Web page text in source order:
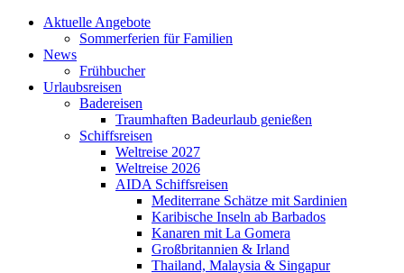
Aktuelle Angebote
Sommerferien für Familien
News
Frühbucher
Urlaubsreisen
Badereisen
Traumhaften Badeurlaub genießen
Schiffsreisen
Weltreise 2027
Weltreise 2026
AIDA Schiffsreisen
Mediterrane Schätze mit Sardinien
Karibische Inseln ab Barbados
Kanaren mit La Gomera
Großbritannien & Irland
Thailand, Malaysia & Singapur